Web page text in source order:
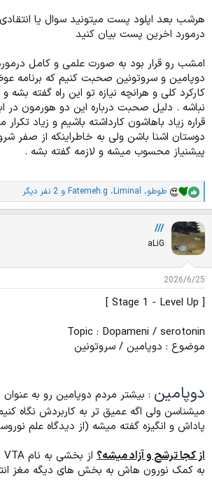
هرشب بعد اپلود پست میتونید سوال یا انتقادی
درمورد اخرین پست بیان کنید
امشب رو قرار بود به صورت علمی و کامل
دوپامین و سروتونین صحبت کنیم که برنامه
کارکرد کلی و هرانچه نیازه تو این راه گفته بشه
نباشه . دلیل صحبت درباره این دو هورمون در
قراره زیاد باهاشون کارداشته باشیم و زیاد
دوستان اشنا باشن ولی به خاطراینکه از صفر
پیشنیاز محسوب میشه و لازمه گفته بشه .
ا
م
ی
ا
ز
ت
:
طوطو، Liminal، Fatemeh.g و 2 نفر دیگر
///
aLiG
2026/6/25
[ Stage 1 - Level Up ]
Topic : Dopameni / serotonin
موضوع : دوپامین / سروتونین
دوپامین : بیشتر مردم دوپامین رو به
میشناسن ولی اگه عمیق تر به کاربردش نگاه
پاداش و انگیزه گفته میشه (از دیدگاه علم
از کجا ترشح و آزاد میشه؟
به کمک نورون هاش به بخش های دیگه مغز